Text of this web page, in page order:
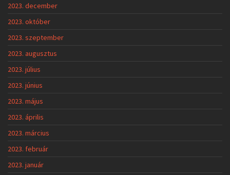
2023. december
2023. október
2023. szeptember
2023. augusztus
2023. július
2023. június
2023. május
2023. április
2023. március
2023. február
2023. január